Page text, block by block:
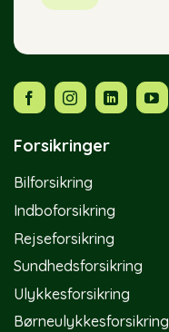
Forsikringer
Bilforsikring
Indboforsikring
Rejseforsikring
Sundhedsforsikring
Ulykkesforsikring
Børneulykkesforsikring